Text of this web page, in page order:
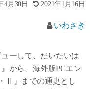
4月30日 2021年1月16日
いわさき
ーして、だいたいは
から、海外版PCエン
Ⅱ』までの通史とし